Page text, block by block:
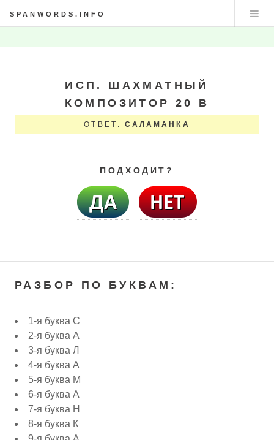
SPANWORDS.INFO
ИСП. ШАХМАТНЫЙ
КОМПОЗИТОР 20 В
ОТВЕТ: САЛАМАНКА
ПОДХОДИТ?
РАЗБОР ПО БУКВАМ:
1-я буква С
2-я буква А
3-я буква Л
4-я буква А
5-я буква М
6-я буква А
7-я буква Н
8-я буква К